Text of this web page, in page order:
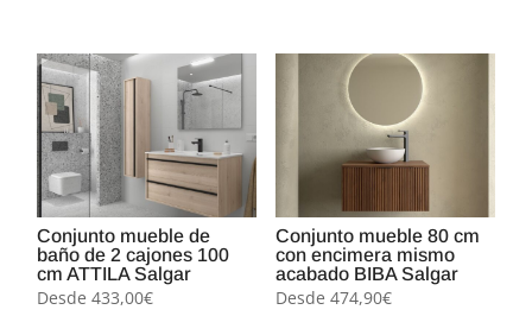
era:
845,79€.
es:
695,00€.
era:
446,49€.
es:
369,00€.
Conjunto mueble de
baño de 2 cajones 100
cm ATTILA Salgar
Desde 433,00€
Conjunto mueble 80 cm
con encimera mismo
acabado BIBA Salgar
Desde 474,90€